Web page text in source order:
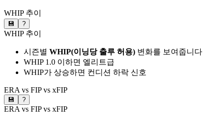
WHIP 추이
💾 ?
WHIP 추이
시즌별 WHIP(이닝당 출루 허용) 변화를 보여줍니다
WHIP 1.0 이하면 엘리트급
WHIP가 상승하면 컨디션 하락 신호
ERA vs FIP vs xFIP
💾 ?
ERA vs FIP vs xFIP